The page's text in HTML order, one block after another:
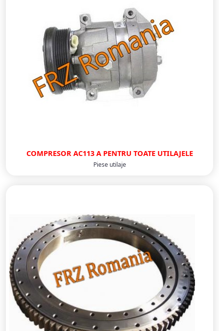
COMPRESOR AC113 A PENTRU TOATE UTILAJELE
Piese utilaje